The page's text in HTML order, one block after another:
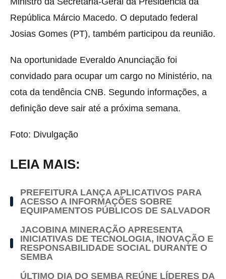
República Márcio Macedo. O deputado federal
Josias Gomes (PT), também participou da reunião.
Na oportunidade Everaldo Anunciação foi
convidado para ocupar um cargo no Ministério, na
cota da tendência CNB. Segundo informações, a
definição deve sair até a próxima semana.
Foto: Divulgação
LEIA MAIS:
PREFEITURA LANÇA APLICATIVOS PARA
ACESSO A INFORMAÇÕES SOBRE
EQUIPAMENTOS PÚBLICOS DE SALVADOR
JACOBINA MINERAÇÃO APRESENTA
INICIATIVAS DE TECNOLOGIA, INOVAÇÃO E
RESPONSABILIDADE SOCIAL DURANTE O
SEMBA
ÚLTIMO DIA DO SEMBA REÚNE LÍDERES DA